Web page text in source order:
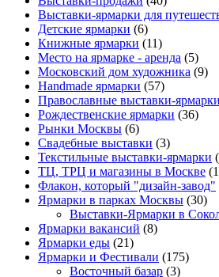
Выставки-ярмарки для
Детские ярмарки (6)
Книжные ярмарки (11)
Место на ярмарке - аренда (5)
Московский дом художника (9)
Нandmade ярмарки (57)
Православные выставки-ярмарки
Рождественские ярмарки (36)
Рынки Москвы (6)
Свадебные выставки (3)
Текстильные выставки-ярмарки
ТЦ, ТРЦ и магазины в Москве
Флакон, который "дизайн-завод"
Ярмарки в парках Москвы (30)
Выставки-Ярмарки в
Ярмарки вакансий (8)
Ярмарки еды (21)
Ярмарки и Фестивали (175)
Восточный базар (3)